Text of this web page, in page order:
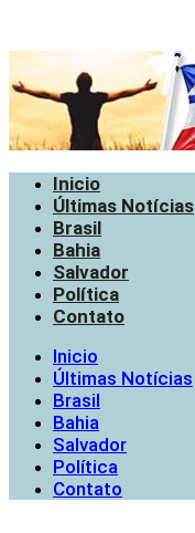
Inicio
Últimas Notícias
Brasil
Bahia
Salvador
Política
Contato
Inicio
Últimas Notícias
Brasil
Bahia
Salvador
Política
Contato